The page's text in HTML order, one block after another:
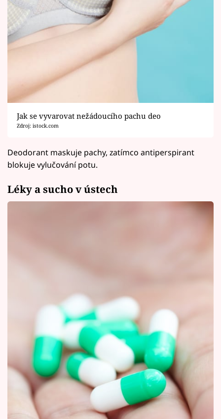
Jak se vyvarovat nežádoucího pachu deo
Zdroj: istock.com
Deodorant maskuje pachy, zatímco antiperspirant
blokuje vylučování potu.
Léky a sucho v ústech